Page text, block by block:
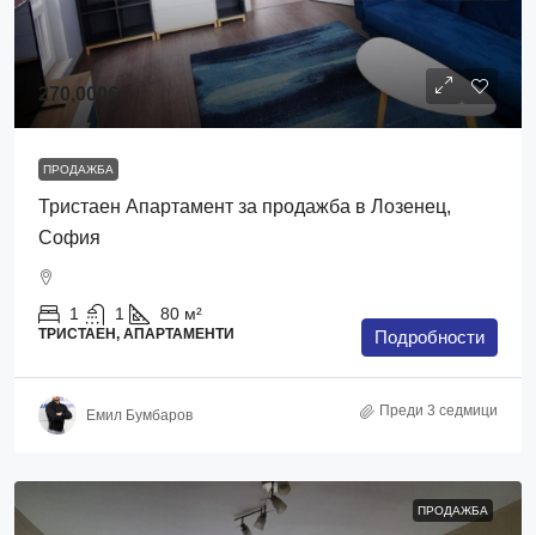
270,000€
ПРОДАЖБА
Тристаен Апартамент за продажба в Лозенец,
София
1 1 80 м²
ТРИСТАЕН, АПАРТАМЕНТИ Подробности
Емил Бумбаров Преди 3 седмици
ПРОДАЖБА